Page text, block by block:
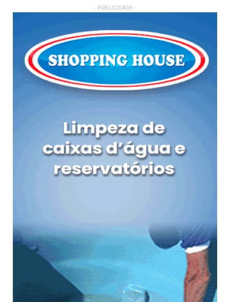
- PUBLICIDADE -